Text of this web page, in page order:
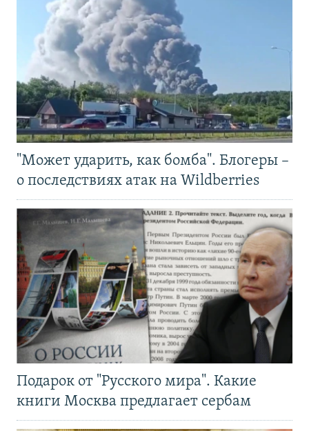
"Может ударить, как бомба". Блогеры –
о последствиях атак на Wildberries
Подарок от "Русского мира". Какие
книги Москва предлагает сербам